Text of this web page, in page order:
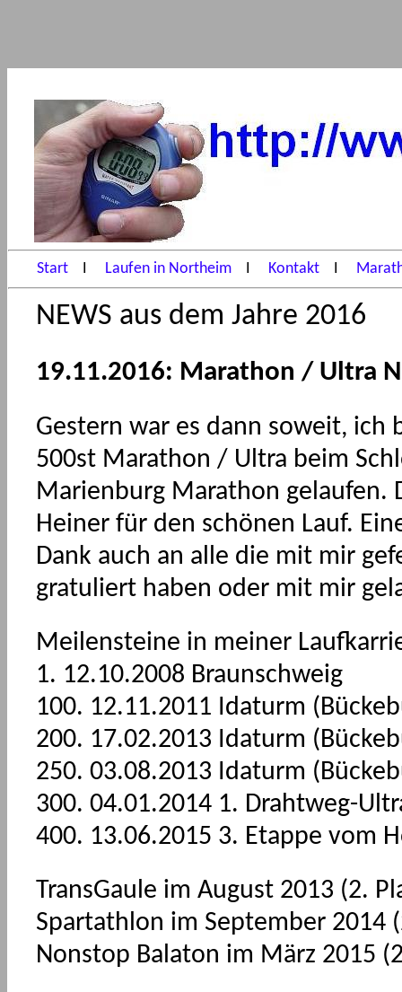
Start I Laufen in Northeim I Kontakt I
NEWS aus dem Jahre 2016
19.11.2016: Marathon / Ultra
Gestern war es dann soweit, ich
500st Marathon / Ultra beim
Marienburg Marathon gelaufen.
Heiner für den schönen Lauf.
Dank auch an alle die mit mir
gratuliert haben oder mit mir
Meilensteine in meiner
1. 12.10.2008 Braunschweig
100. 12.11.2011 Idaturm
200. 17.02.2013 Idaturm
250. 03.08.2013 Idaturm
300. 04.01.2014 1. Drahtweg-
400. 13.06.2015 3. Etappe vom
TransGaule im August 2013 (2.
Spartathlon im September 2014
Nonstop Balaton im März 2015